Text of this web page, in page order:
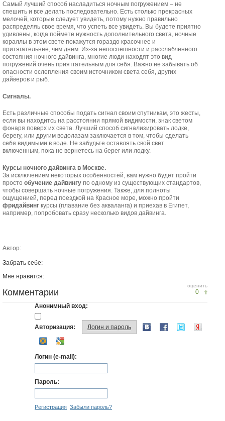
Самый лучший способ насладиться ночным погружением – не
спешить и все делать последовательно. Есть столько прекрасных
мелочей, которые следует увидеть, потому нужно правильно
распределяь свое время, что успеть все увидеть. Вы будете приятно
удивлены, когда поймете нужность дополнительного света, ночные
кораллы в этом свете покажутся гораздо красочнее и
притягательнее, чем днем. Из-за непоспешности и расслабленного
состояния ночного дайвинга, многие люди находят это вид
погружений очень приятгательным для себя. Важно не забывать об
опасности ослепления своим источником света себя, других
дайверов и рыб.
Сигналы.
Есть различные способы подать сигнал своим спутникам, это жесты,
если вы находитсь на расстоянии прямой видимости, знак светом
фонаря поверх их света. Лучший способ сигнализировать лодке,
берегу, или другим водолазам заключается в том, чтобы сделать
себя видимыми в воде. Не забудьте оставлять свой свет
включенным, пока не вернетесь на берег или лодку.
Курсы ночного дайвинга в Москве.
За исключением некоторых особенностей, вам нужно будет пройти
просто обучение дайвингу по одному из существующих стандартов,
чтобы совершать ночные погружения. Также, для полноты
ощущенией, перед поездкой на Красное море, можно пройти
фридайвинг курсы (плавание без акваланга) и приехав в Египет,
например, попробовать сразу несколько видов дайвинга.
Автор:
Забрать себе:
Мне нравится:
оценить
0
Комментарии
Анонимный вход:
Авторизация: Логин и пароль
Логин (e-mail):
Пароль:
Регистрация Забыли пароль?